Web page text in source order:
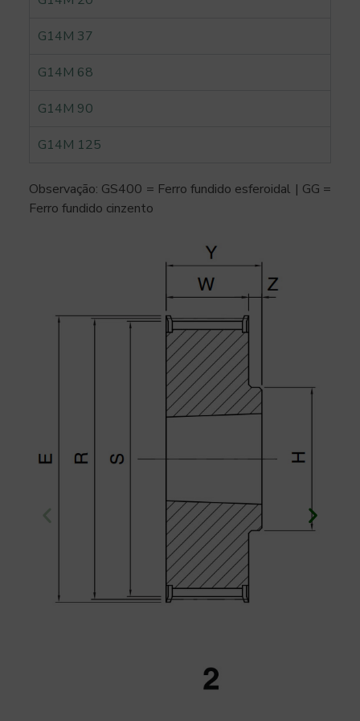
G14M 37
G14M 68
G14M 90
G14M 125
Observação: GS400 = Ferro fundido esferoidal | GG =
Ferro fundido cinzento